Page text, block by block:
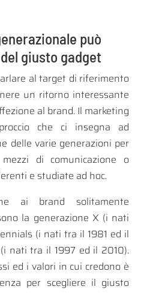
può
giusto gadget
al target di riferimento
un ritorno interessante
al brand. Il marketing
che ci insegna ad
delle varie generazioni per
di comunicazione o
e studiate ad hoc.
ai brand solitamente
la generazione X (i nati
(i nati tra il 1981 ed il
nati tra il 1997 ed il 2010).
ed i valori in cui credono è
per scegliere il giusto